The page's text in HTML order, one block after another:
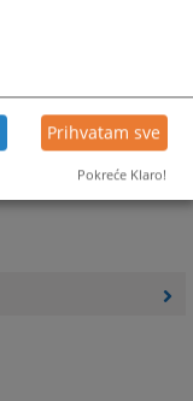
Prihvatam sve
Pokreće Klaro!